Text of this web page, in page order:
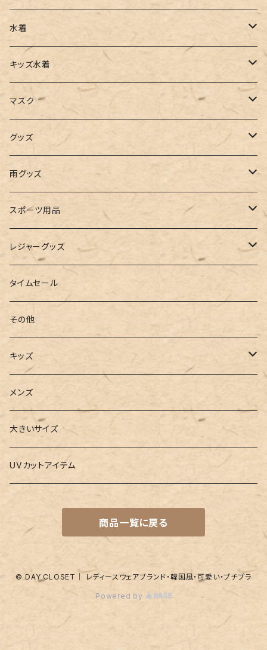
チュニック
タンクトップ
キャミソール
インナー
ビスチェ
カーゴパンツ
サロペット
ガウチョ
レギンス
その他
オールインワン
サンダル
スニーカー
フラットシューズ
レインシューズ
レースアップ
ルームシューズ
インソール
ローファー
ショルダー
バックパック
カゴバッグ
エコバッグ
リュック
ハンドバッグ
ボストンバッグ
その他
水着
ワンピース
ビキニ
ワンショルダー
オフショルダー
バンドゥ
タンキニ
キャミキニ
フィットネス
2点セット
3点セット
4点セット
5点セット
水着関連商品
レギンス
キッズ水着
女の子
男の子
ユニセックス
マスク
アクセサリー
マスクケース
グッズ
帽子
ストール・マフラー
手袋
ポーチ
パスケース
ウォレット
カードケース
キーケース
メガネチェーン
アームカバー
ネイルグッズ
雨グッズ
レインコート
スポーツ用品
トレーニング・スポーツウェア
トレーニンググッズ
ヨガウェア
ヨガソックス
ヨガグッズ
ヨガマット
レジャーグッズ
ビーチグッズ
タイムセール
その他
キッズ
Girls
水着
バレー
Boys
水着
グッズ
メンズ
大きいサイズ
UVカットアイテム
商品一覧に戻る
© DAY CLOSET｜ レディースウェアブランド・韓国風・可愛い・プチプラ
Powered by